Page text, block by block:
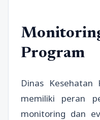
Program
Dinas Kesehatan
memiliki peran
monitoring dan